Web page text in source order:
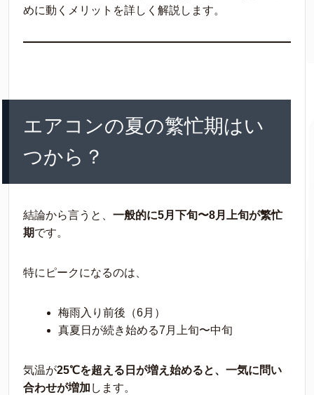
めに動くメリットを詳しく解説します。
エアコンの夏の繁忙期はい
つから？
結論から言うと、 一般的に5月下旬〜8月上旬が繁忙
期です。
特にピークになるのは、
梅雨入り前後（6月）
真夏日が続き始める7月上旬〜中旬
気温が25℃を超える日が増え始めると、一気に問い
合わせが増加 します。